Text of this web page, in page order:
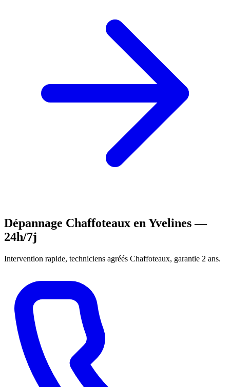
Dépannage Chaffoteaux en Yvelines —
24h/7j
Intervention rapide, techniciens agréés Chaffoteaux, garantie 2 ans.